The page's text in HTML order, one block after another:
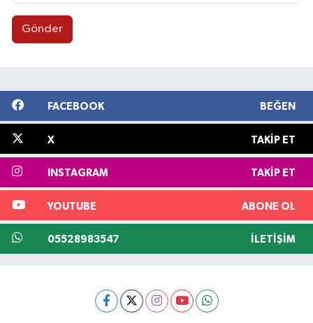
Gönder
FACEBOOK BEĞEN
X TAKIP ET
INSTAGRAM TAKIP ET
YOUTUBE ABONE OL
05528983547 İLETIŞIM